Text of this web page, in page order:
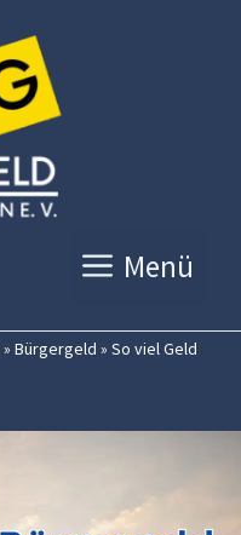
Menü
» Bürgergeld » So viel Geld